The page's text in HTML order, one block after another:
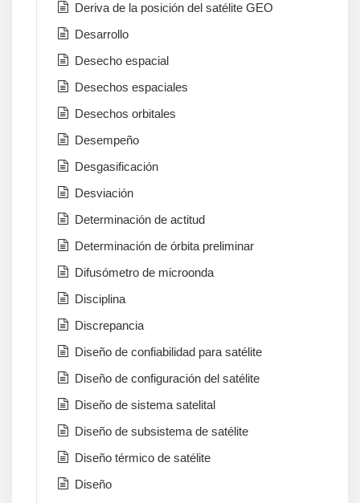
Deriva de la posición del satélite GEO
Desarrollo
Desecho espacial
Desechos espaciales
Desechos orbitales
Desempeño
Desgasificación
Desviación
Determinación de actitud
Determinación de órbita preliminar
Difusómetro de microonda
Disciplina
Discrepancia
Diseño de confiabilidad para satélite
Diseño de configuración del satélite
Diseño de sistema satelital
Diseño de subsistema de satélite
Diseño térmico de satélite
Diseño